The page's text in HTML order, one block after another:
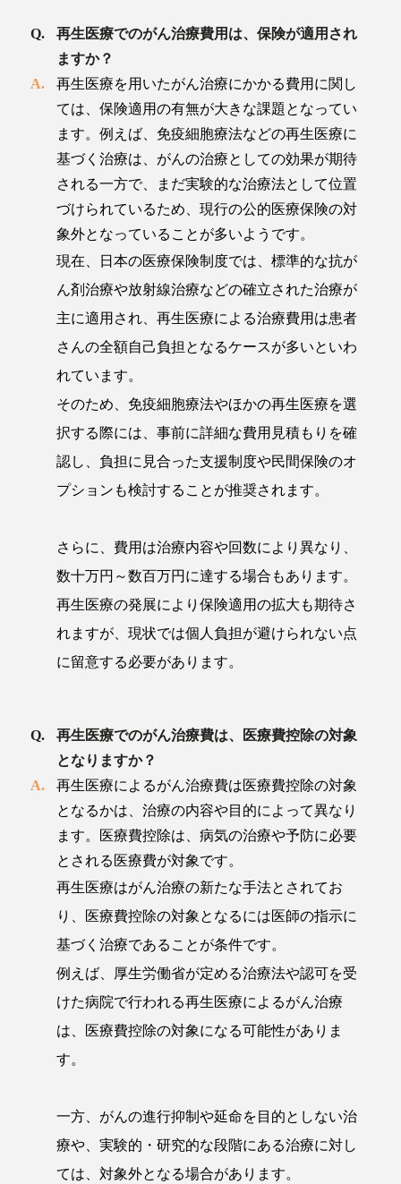
再生医療でのがん治療費用は、保険が適用され
ますか？
再生医療を用いたがん治療にかかる費用に関し
ては、保険適用の有無が大きな課題となってい
ます。例えば、免疫細胞療法などの再生医療に
基づく治療は、がんの治療としての効果が期待
される一方で、まだ実験的な治療法として位置
づけられているため、現行の公的医療保険の対
象外となっていることが多いようです。
現在、日本の医療保険制度では、標準的な抗が
ん剤治療や放射線治療などの確立された治療が
主に適用され、再生医療による治療費用は患者
さんの全額自己負担となるケースが多いといわ
れています。
そのため、免疫細胞療法やほかの再生医療を選
択する際には、事前に詳細な費用見積もりを確
認し、負担に見合った支援制度や民間保険のオ
プションも検討することが推奨されます。
さらに、費用は治療内容や回数により異なり、
数十万円～数百万円に達する場合もあります。
再生医療の発展により保険適用の拡大も期待さ
れますが、現状では個人負担が避けられない点
に留意する必要があります。
再生医療でのがん治療費は、医療費控除の対象
となりますか？
再生医療によるがん治療費は医療費控除の対象
となるかは、治療の内容や目的によって異なり
ます。医療費控除は、病気の治療や予防に必要
とされる医療費が対象です。
再生医療はがん治療の新たな手法とされてお
り、医療費控除の対象となるには医師の指示に
基づく治療であることが条件です。
例えば、厚生労働省が定める治療法や認可を受
けた病院で行われる再生医療によるがん治療
は、医療費控除の対象になる可能性がありま
す。
一方、がんの進行抑制や延命を目的としない治
療や、実験的・研究的な段階にある治療に対し
ては、対象外となる場合があります。